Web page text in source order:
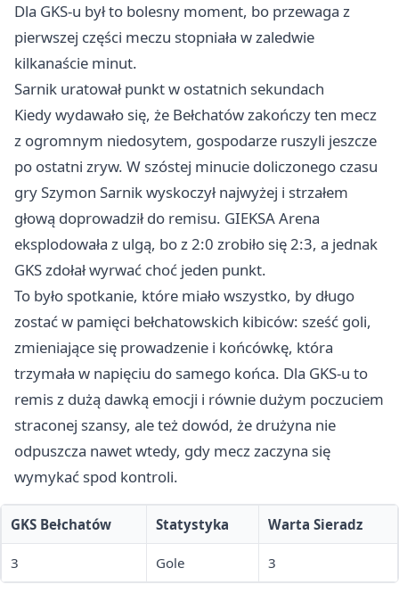
Dla GKS-u był to bolesny moment, bo przewaga z
pierwszej części meczu stopniała w zaledwie
kilkanaście minut.
Sarnik uratował punkt w ostatnich sekundach
Kiedy wydawało się, że Bełchatów zakończy ten mecz
z ogromnym niedosytem, gospodarze ruszyli jeszcze
po ostatni zryw. W szóstej minucie doliczonego czasu
gry Szymon Sarnik wyskoczył najwyżej i strzałem
głową doprowadził do remisu. GIEKSA Arena
eksplodowała z ulgą, bo z 2:0 zrobiło się 2:3, a jednak
GKS zdołał wyrwać choć jeden punkt.
To było spotkanie, które miało wszystko, by długo
zostać w pamięci bełchatowskich kibiców: sześć goli,
zmieniające się prowadzenie i końcówkę, która
trzymała w napięciu do samego końca. Dla GKS-u to
remis z dużą dawką emocji i równie dużym poczuciem
straconej szansy, ale też dowód, że drużyna nie
odpuszcza nawet wtedy, gdy mecz zaczyna się
wymykać spod kontroli.
GKS Bełchatów Statystyka Warta Sieradz
3 Gole 3